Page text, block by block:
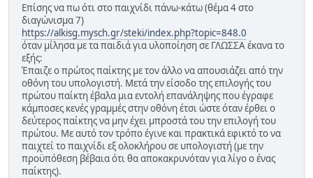
Επίσης να πω ότι στο παιχνίδι πάνω-κάτω (θέμα 4 στο
διαγώνισμα 7)
https://alkisg.mysch.gr/steki/index.php?topic=848.0
όταν μίλησα με τα παιδιά για υλοποίηση σε ΓΛΩΣΣΑ έκανα το
εξής:
Έπαιζε ο πρώτος παίκτης με τον άλλο να απουσιάζει από την
οθόνη του υπολογιστή. Μετά την είσοδο της επιλογής του
πρώτου παίκτη έβαλα μια εντολή επανάληψης που έγραφε
κάμποσες κενές γραμμές στην οθόνη έτσι ώστε όταν έρθει ο
δεύτερος παίκτης να μην έχει μπροστά του την επιλογή του
πρώτου. Με αυτό τον τρόπο έγινε και πρακτικά εφικτό το να
παιχτεί το παιχνίδι εξ ολοκλήρου σε υπολογιστή (με την
προϋπόθεση βέβαια ότι θα αποκακρυνόταν για λίγο ο ένας
παίκτης).